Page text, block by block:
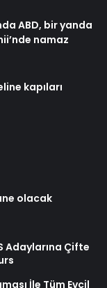
ABD, bir yanda
namaz
kapıları
olacak
Adaylarına Çifte
İle Tüm Evcil